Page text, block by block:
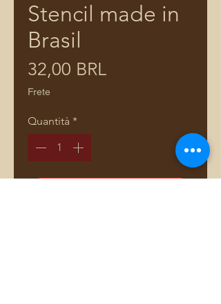
Stencil made in
Brasil
32,00 BRLPrezzo
Frete
Quantità *